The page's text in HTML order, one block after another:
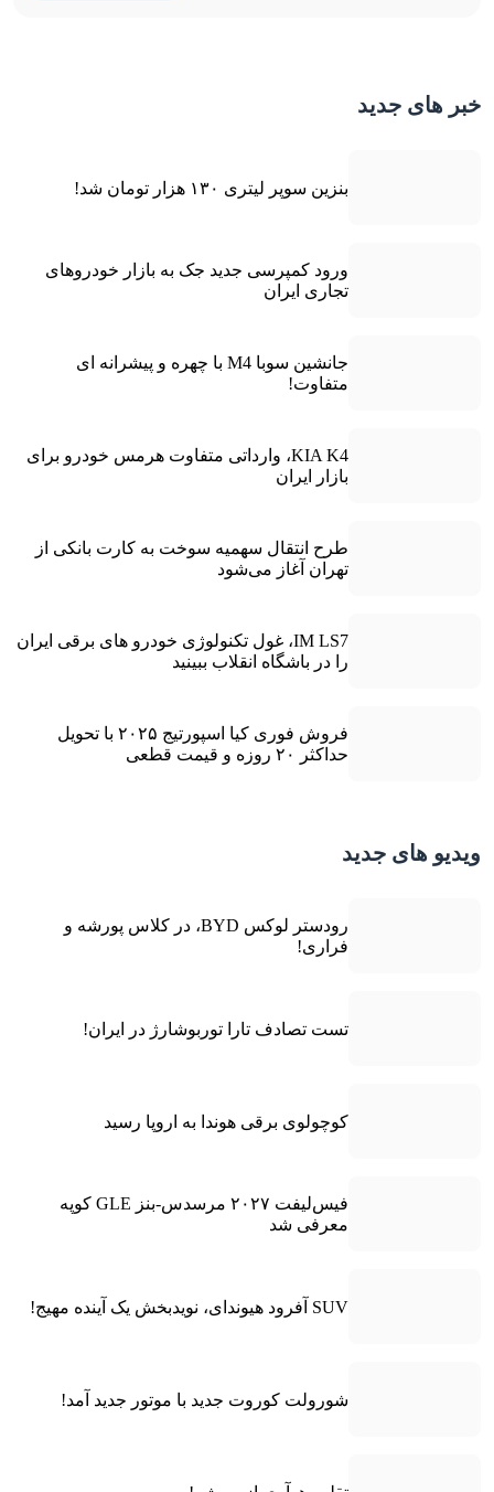
خبر های جدید
بنزین سوپر لیتری ۱۳۰ هزار تومان شد!
ورود کمپرسی جدید جک به بازار خودروهای
تجاری ایران
جانشین سوبا M4 با چهره و پیشرانه ای
متفاوت!
KIA K4، وارداتی متفاوت هرمس خودرو برای
بازار ایران
طرح انتقال سهمیه سوخت به کارت بانکی از
تهران آغاز می‌شود
IM LS7، غول تکنولوژی خودرو های برقی ایران
را در باشگاه انقلاب ببینید
فروش فوری کیا اسپورتیج ۲۰۲۵ با تحویل
حداکثر ۲۰ روزه و قیمت قطعی
ویدیو های جدید
رودستر لوکس BYD، در کلاس پورشه و
فراری!
تست تصادف تارا توربوشارژ در ایران!
کوچولوی برقی هوندا به اروپا رسید
فیس‌لیفت ۲۰۲۷ مرسدس-بنز GLE کوپه
معرفی شد
SUV آفرود هیوندای، نویدبخش یک آینده مهیج!
شورولت کوروت جدید با موتور جدید آمد!